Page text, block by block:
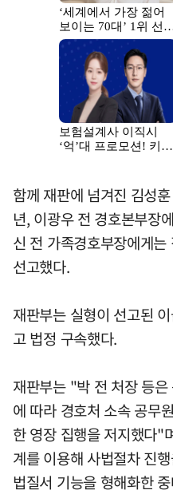
함께 재판에 넘겨진 김성
년, 이광우 전 경호본부장
신 전 가족경호부장에게
선고했다.
재판부는 실형이 선고된
고 법정 구속했다.
재판부는 "박 전 처장 등
에 따라 경호처 소속 공무
한 영장 집행을 저지했다"
계를 이용해 사법절차 진
법질서 기능을 형해화한